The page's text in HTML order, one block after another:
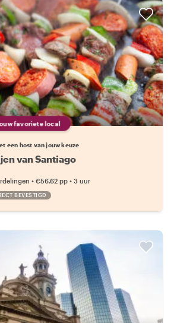
favoriete local
een host van jouw keuze
van Santiago
• €56.62 pp • 3 uur
BEVESTIGD